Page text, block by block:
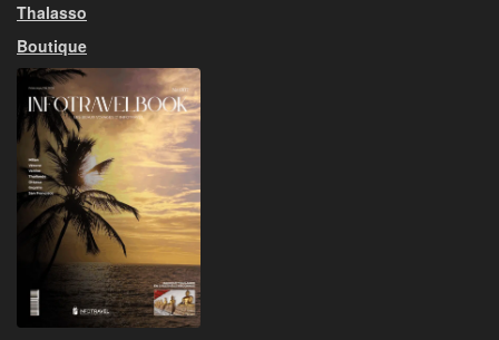
Thalasso
Boutique